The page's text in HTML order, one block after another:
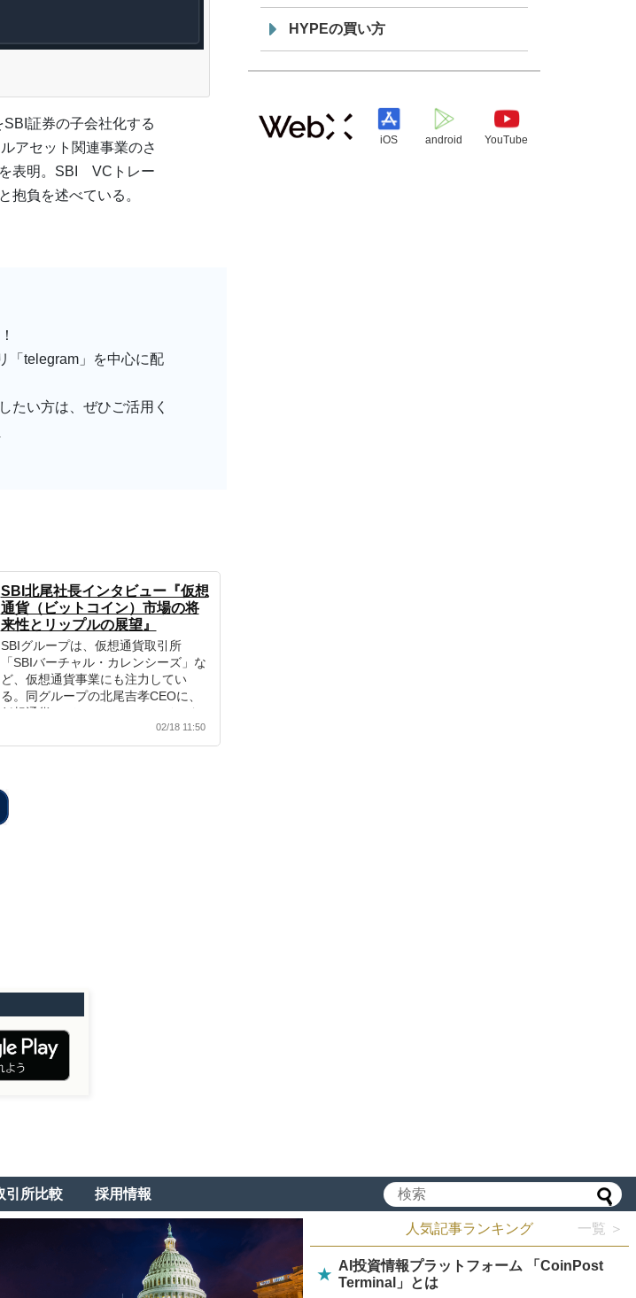
証券の子会社化する
アセット関連事業のさ
を表明。SBI VCトレー
抱負を述べている。
「telegram」を中心に配
たい方は、ぜひご活用く
SBI北尾社長インタビュー『仮想
通貨（ビットコイン）市場の将
来性とリップルの展望』
SBIグループは、仮想通貨取引所
「SBIバーチャル・カレンシーズ」な
ど、仮想通貨事業にも注力してい
る。同グループの北尾吉孝CEOに、
仮想通貨メディアCoinPostでインタ
ビューを実施。ビットコイン市場や
リップル（XRP）の展望などを伺っ
02/18 11:50
HYPEの買い方
iOS android YouTube
引所比較 採用情報
人気記事ランキング 一覧 ＞
★
AI投資情報プラットフォーム 「CoinPost
Terminal」とは